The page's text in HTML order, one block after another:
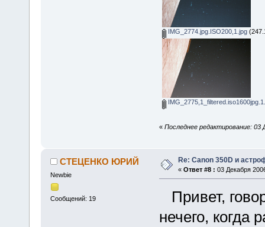
IMG_2774.jpg.ISO200,1.jpg
« Последнее редактирование:
СТЕЦЕНКО ЮРИЙ
Newbie
Сообщений: 19
Re: Canon 350D и
« Ответ #8 : 03 Декабря
Привет,
нечего, когда